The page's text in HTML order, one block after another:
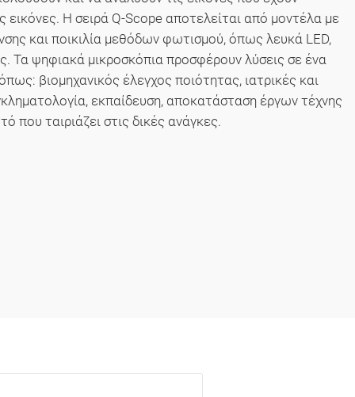
εικόνες. Η σειρά Q-Scope αποτελείται από μοντέλα με
και ποικιλία μεθόδων φωτισμού, όπως λευκά LED,
Τα ψηφιακά μικροσκόπια προσφέρουν λύσεις σε ένα
βιομηχανικός έλεγχος ποιότητας, ιατρικές και
εκπαίδευση, αποκατάσταση έργων τέχνης
που ταιριάζει στις δικές ανάγκες.